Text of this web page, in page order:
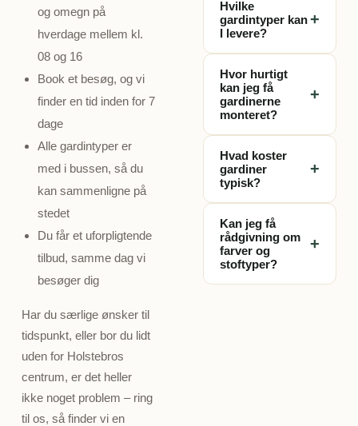
og omegn på
hverdage mellem kl.
08 og 16
Book et besøg, og vi
finder en tid inden for 7
dage
Alle gardintyper er
med i bussen, så du
kan sammenligne på
stedet
Du får et uforpligtende
tilbud, samme dag vi
besøger dig
Har du særlige ønsker til
tidspunkt, eller bor du lidt
uden for Holstebros
centrum, er det heller
ikke noget problem – ring
til os, så finder vi en
et tidspunkt der
passer dig – typisk
gratis og
uforpligtende. Du
for besøget,
opmålingen eller
rådgivningen – kun
hvis du vælger at
Hvilke
gardintyper kan
I levere?
+
rullegardiner,
plisségardiner,
foldegardiner,
lamelgardiner,
panelgardiner og
persienner – alle
skræddersyet til
Hvor hurtigt
kan jeg få
gardinerne
monteret?
+
monterede
gardiner tager det
Gardinerne
produceres
skræddersyet til
dine præcise mål.
Hvad koster
gardiner
typisk?
+
vinduets størrelse,
stoftype og
betjeningsform, så
den varierer fra
Kan jeg få
rådgivning om
farver og
stoftyper?
+